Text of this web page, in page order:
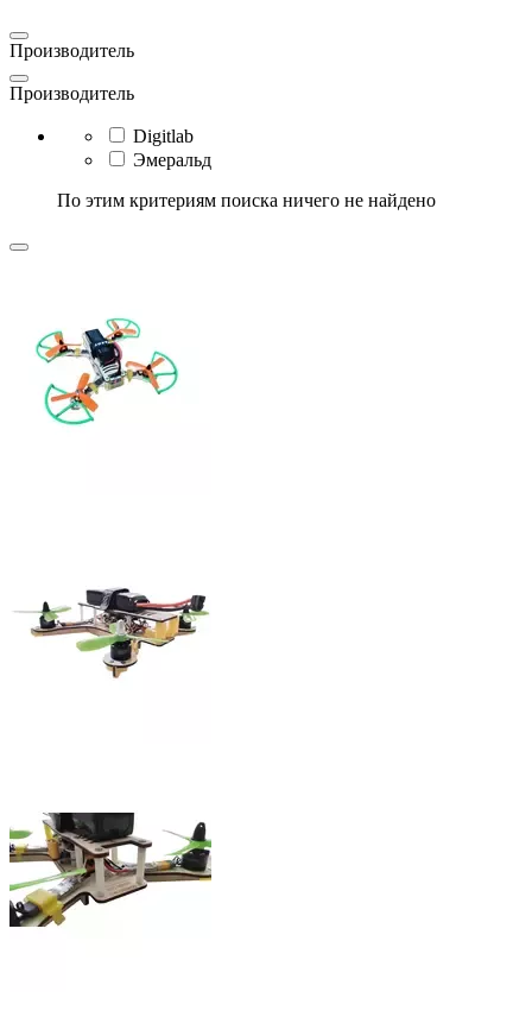
Производитель
Производитель
Digitlab
Эмеральд
По этим критериям поиска ничего не найдено